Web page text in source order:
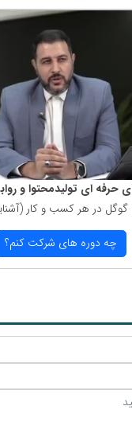
حرفه ای تولیدمحتوا و
گوگل در هر كسب و كار
چه دوره های شركت كنم؟